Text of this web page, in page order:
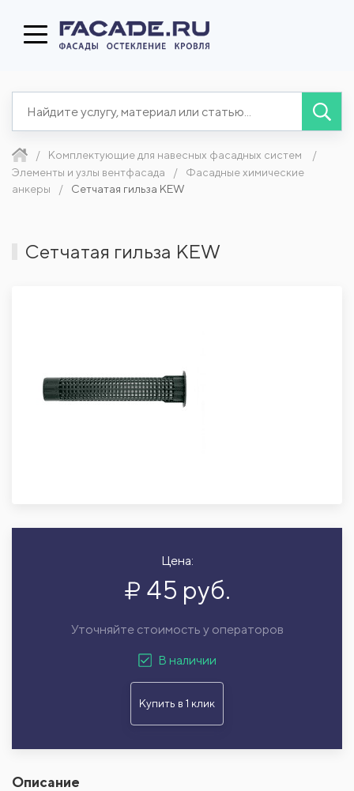
Комплектующие для навесных фасадных систем
Элементы и узлы вентфасада
Фасадные химические
анкеры
Сетчатая гильза KEW
Сетчатая гильза KEW
Цена:
45 руб.
Уточняйте стоимость у операторов
В наличии
Купить в 1 клик
Описание